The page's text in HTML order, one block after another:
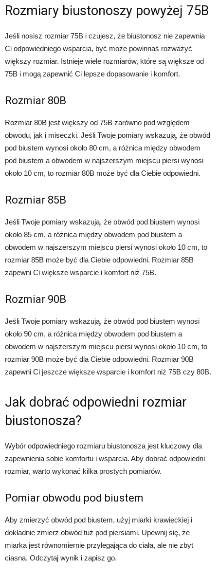
Rozmiary biustonoszy powyżej 75B
Jeśli nosisz rozmiar 75B i czujesz, że biustonosz nie zapewnia
Ci odpowiedniego wsparcia, być może powinnaś rozważyć
większy rozmiar. Istnieje wiele rozmiarów, które są większe od
75B i mogą zapewnić Ci lepsze dopasowanie i komfort.
Rozmiar 80B
Rozmiar 80B jest większy od 75B zarówno pod względem
obwodu, jak i miseczki. Jeśli Twoje pomiary wskazują, że obwód
pod biustem wynosi około 80 cm, a różnica między obwodem
pod biustem a obwodem w najszerszym miejscu piersi wynosi
około 10 cm, to rozmiar 80B może być dla Ciebie odpowiedni.
Rozmiar 85B
Jeśli Twoje pomiary wskazują, że obwód pod biustem wynosi
około 85 cm, a różnica między obwodem pod biustem a
obwodem w najszerszym miejscu piersi wynosi około 10 cm, to
rozmiar 85B może być dla Ciebie odpowiedni. Rozmiar 85B
zapewni Ci większe wsparcie i komfort niż 75B.
Rozmiar 90B
Jeśli Twoje pomiary wskazują, że obwód pod biustem wynosi
około 90 cm, a różnica między obwodem pod biustem a
obwodem w najszerszym miejscu piersi wynosi około 10 cm, to
rozmiar 90B może być dla Ciebie odpowiedni. Rozmiar 90B
zapewni Ci jeszcze większe wsparcie i komfort niż 75B czy 80B.
Jak dobrać odpowiedni rozmiar
biustonosza?
Wybór odpowiedniego rozmiaru biustonosza jest kluczowy dla
zapewnienia sobie komfortu i wsparcia. Aby dobrać odpowiedni
rozmiar, warto wykonać kilka prostych pomiarów.
Pomiar obwodu pod biustem
Aby zmierzyć obwód pod biustem, użyj miarki krawieckiej i
dokładnie zmierz obwód tuż pod piersiami. Upewnij się, że
miarka jest równomiernie przylegająca do ciała, ale nie zbyt
ciasna. Odczytaj wynik i zapisz go.